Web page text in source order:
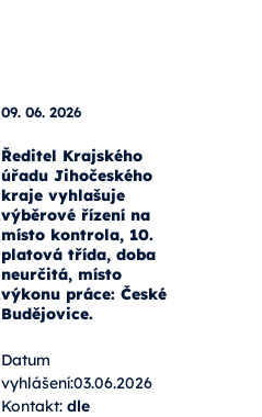
09. 06. 2026
Ředitel Krajského
úřadu Jihočeského
kraje vyhlašuje
výběrové řízení na
místo kontrola, 10.
platová třída, doba
neurčitá, místo
výkonu práce: České
Budějovice.
Datum
vyhlášení:03.06.2026
Kontakt:dle